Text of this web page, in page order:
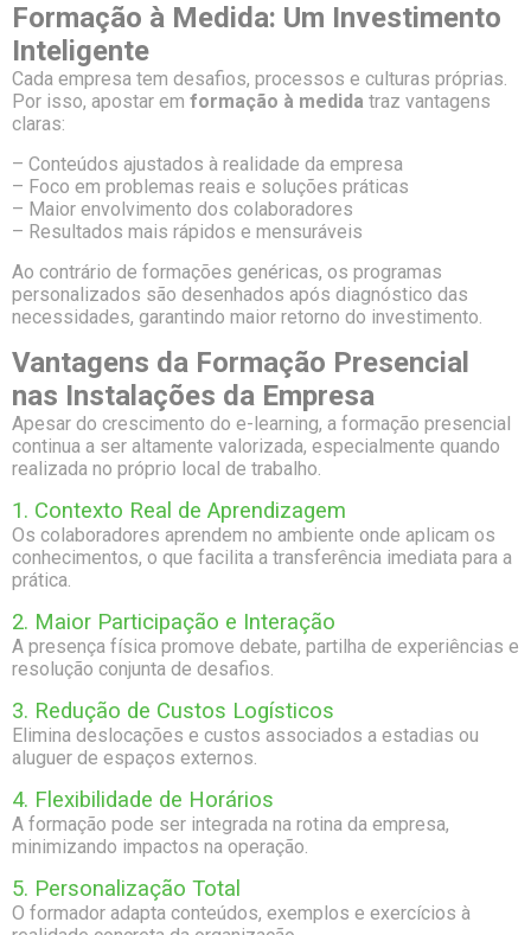
Formação à Medida: Um Investimento
Inteligente
Cada empresa tem desafios, processos e culturas próprias.
Por isso, apostar em formação à medida traz vantagens
claras:
– Conteúdos ajustados à realidade da empresa
– Foco em problemas reais e soluções práticas
– Maior envolvimento dos colaboradores
– Resultados mais rápidos e mensuráveis
Ao contrário de formações genéricas, os programas
personalizados são desenhados após diagnóstico das
necessidades, garantindo maior retorno do investimento.
Vantagens da Formação Presencial
nas Instalações da Empresa
Apesar do crescimento do e-learning, a formação presencial
continua a ser altamente valorizada, especialmente quando
realizada no próprio local de trabalho.
1. Contexto Real de Aprendizagem
Os colaboradores aprendem no ambiente onde aplicam os
conhecimentos, o que facilita a transferência imediata para a
prática.
2. Maior Participação e Interação
A presença física promove debate, partilha de experiências e
resolução conjunta de desafios.
3. Redução de Custos Logísticos
Elimina deslocações e custos associados a estadias ou
aluguer de espaços externos.
4. Flexibilidade de Horários
A formação pode ser integrada na rotina da empresa,
minimizando impactos na operação.
5. Personalização Total
O formador adapta conteúdos, exemplos e exercícios à